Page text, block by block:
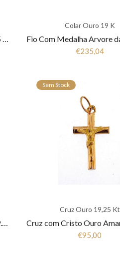
Anel Memoria ouro amarelo 19.25 Kt Zirconias ANL192640.00
Colar Ouro 19 K
€235,04
Medalha Anjo Da Guarda Ouro 19.25Kt MD2936
Sem Stock
Cruz Ouro 19,25 Kt
€95,00